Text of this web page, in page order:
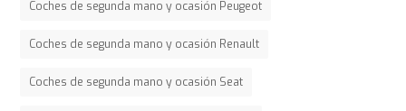
Coches de segunda mano y ocasión Peugeot
Coches de segunda mano y ocasión Renault
Coches de segunda mano y ocasión Seat